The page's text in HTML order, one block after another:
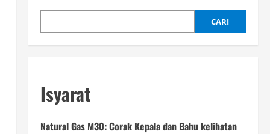
CARI
Isyarat
Natural Gas M30: Corak Kepala dan Bahu kelihatan